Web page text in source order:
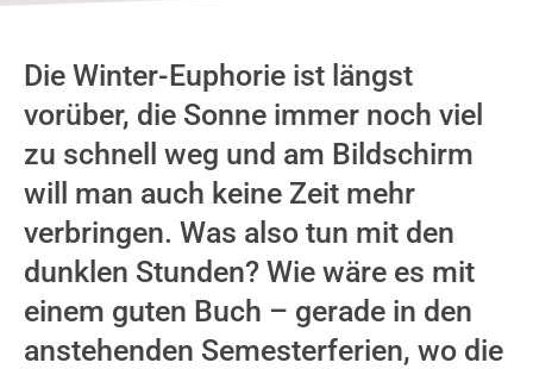
Die Winter-Euphorie ist längst
vorüber, die Sonne immer noch viel
zu schnell weg und am Bildschirm
will man auch keine Zeit mehr
verbringen. Was also tun mit den
dunklen Stunden? Wie wäre es mit
einem guten Buch – gerade in den
anstehenden Semesterferien, wo die